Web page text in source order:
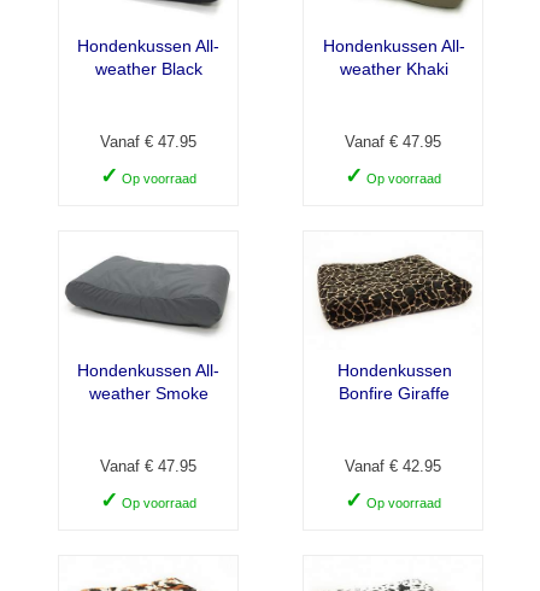
Hondenkussen All-
weather Black
Vanaf € 47.95
✓ Op voorraad
Hondenkussen All-
weather Khaki
Vanaf € 47.95
✓ Op voorraad
Hondenkussen All-
weather Smoke
Vanaf € 47.95
✓ Op voorraad
Hondenkussen
Bonfire Giraffe
Vanaf € 42.95
✓ Op voorraad